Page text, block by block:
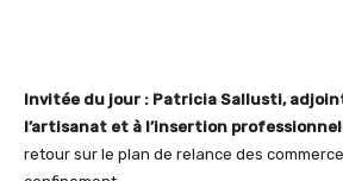
Invitée du jour : Patricia Sallusti,
l’artisanat et à l’insertion
retour sur le plan de relance des